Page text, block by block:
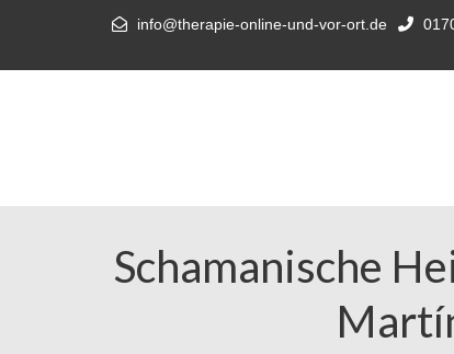
info@therapie-online-und-vor-ort.de
Schamanische